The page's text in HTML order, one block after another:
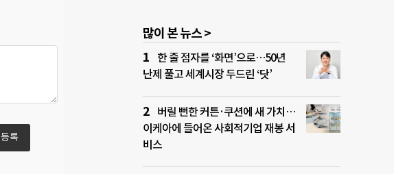
많이 본 뉴스 >
한 줄 점자를 ‘화면’으로…50년
난제 풀고 세계시장 두드린 ‘닷’
버릴 뻔한 커튼·쿠션에 새 가치…
이케아에 들어온 사회적기업 재봉 서
비스